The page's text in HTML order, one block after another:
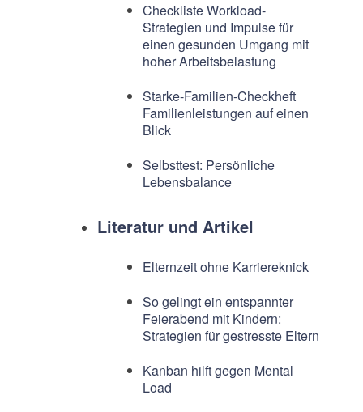
Checkliste Workload-
Strategien und Impulse für
einen gesunden Umgang mit
hoher Arbeitsbelastung
Starke-Familien-Checkheft
Familienleistungen auf einen
Blick
Selbsttest: Persönliche
Lebensbalance
Literatur und Artikel
Elternzeit ohne Karriereknick
So gelingt ein entspannter
Feierabend mit Kindern:
Strategien für gestresste Eltern
Kanban hilft gegen Mental
Load